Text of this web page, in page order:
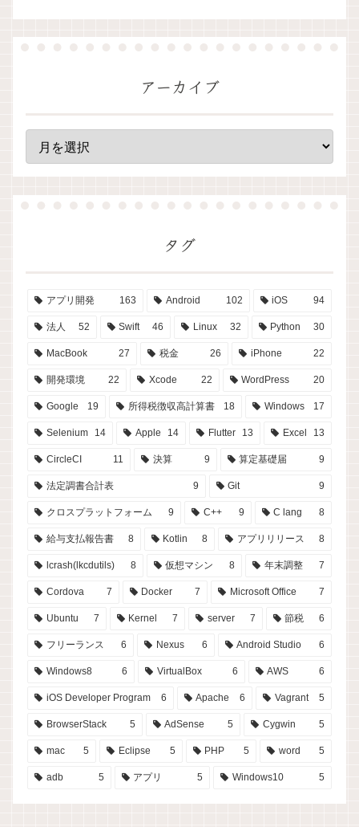
アーカイブ
タグ
アプリ開発 163 Android 102 iOS 94
法人 52 Swift 46 Linux 32 Python 30
MacBook 27 税金 26 iPhone 22
開発環境 22 Xcode 22 WordPress 20
Google 19 所得税徴収高計算書 18 Windows 17
Selenium 14 Apple 14 Flutter 13 Excel 13
CircleCI 11 決算 9 算定基礎届 9
法定調書合計表 9 Git 9
クロスプラットフォーム 9 C++ 9 C lang 8
給与支払報告書 8 Kotlin 8 アプリリリース 8
lcrash(lkcdutils) 8 仮想マシン 8 年末調整 7
Cordova 7 Docker 7 Microsoft Office 7
Ubuntu 7 Kernel 7 server 7 節税 6
フリーランス 6 Nexus 6 Android Studio 6
Windows8 6 VirtualBox 6 AWS 6
iOS Developer Program 6 Apache 6 Vagrant 5
BrowserStack 5 AdSense 5 Cygwin 5
mac 5 Eclipse 5 PHP 5 word 5
adb 5 アプリ 5 Windows10 5